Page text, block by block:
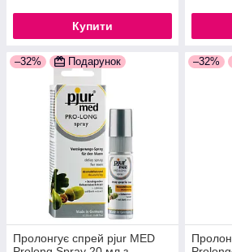
Купити
–32% Подарунок
Пролонгує спрей pjur MED
–32%